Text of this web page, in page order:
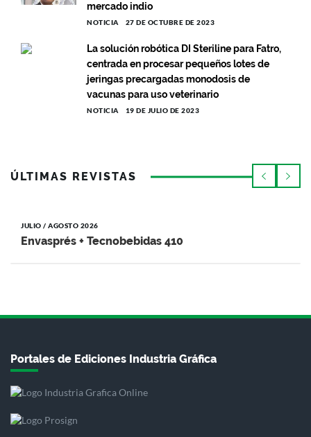
mercado indio
NOTICIA 27 DE OCTUBRE DE 2023
La solución robótica DI Steriline para Fatro,
centrada en procesar pequeños lotes de
jeringas precargadas monodosis de
vacunas para uso veterinario
NOTICIA 19 DE JULIO DE 2023
ÚLTIMAS REVISTAS
JULIO / AGOSTO 2026
Envasprés + Tecnobebidas 410
Portales de Ediciones Industria Gráfica